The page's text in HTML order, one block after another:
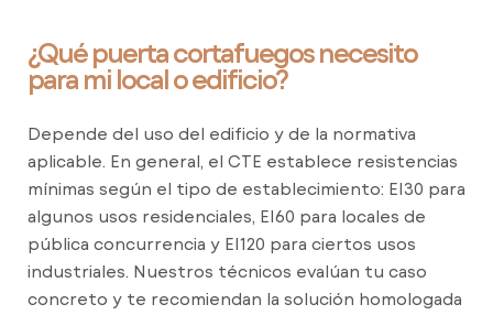
¿Qué puerta cortafuegos necesito
para mi local o edificio?
Depende del uso del edificio y de la normativa
aplicable. En general, el CTE establece resistencias
mínimas según el tipo de establecimiento: EI30 para
algunos usos residenciales, EI60 para locales de
pública concurrencia y EI120 para ciertos usos
industriales. Nuestros técnicos evalúan tu caso
concreto y te recomiendan la solución homologada